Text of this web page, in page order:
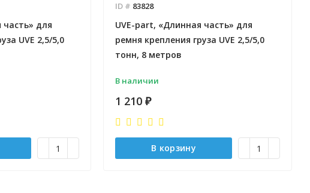
для
UVE 2,5/5,0
ID # 83828
UVE-part, «Длинная часть» для
ремня крепления груза UVE 2,5/5,0
тонн, 8 метров
В наличии
1 210₽
В корзину